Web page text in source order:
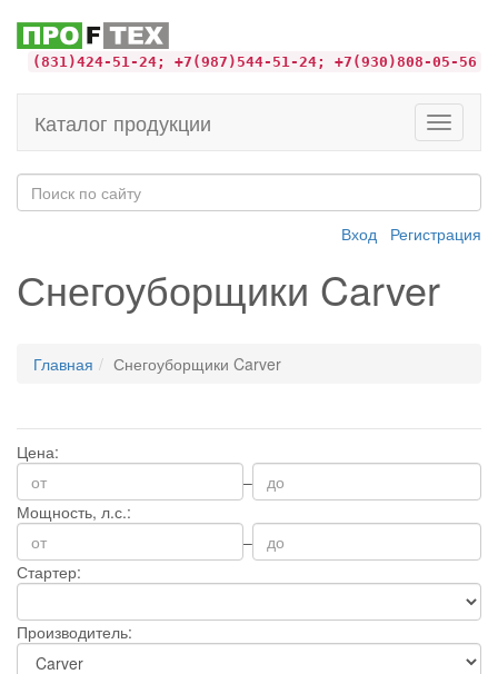
(831)424-51-24; +7(987)544-51-24; +7(930)808-05-56
Toggle
Каталог продукции
Вход Регистрация
Снегоуборщики Carver
Главная Снегоуборщики Carver
Цена:
–
Мощность, л.с.:
–
Стартер:
Производитель: